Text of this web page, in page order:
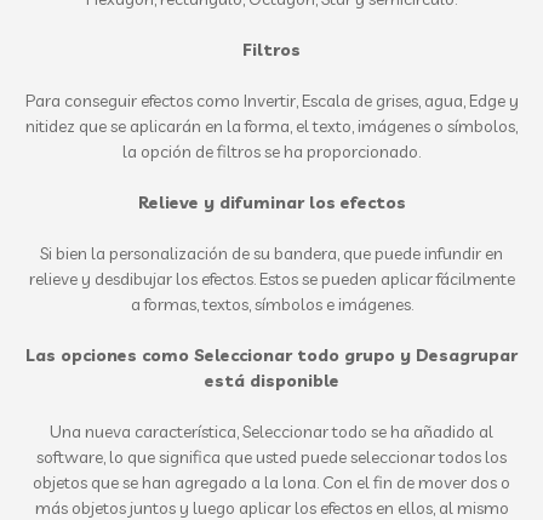
Filtros
Para conseguir efectos como Invertir, Escala de grises, agua, Edge y
nitidez que se aplicarán en la forma, el texto, imágenes o símbolos,
la opción de filtros se ha proporcionado.
Relieve y difuminar los efectos
Si bien la personalización de su bandera, que puede infundir en
relieve y desdibujar los efectos. Estos se pueden aplicar fácilmente
a formas, textos, símbolos e imágenes.
Las opciones como Seleccionar todo grupo y Desagrupar
está disponible
Una nueva característica, Seleccionar todo se ha añadido al
software, lo que significa que usted puede seleccionar todos los
objetos que se han agregado a la lona. Con el fin de mover dos o
más objetos juntos y luego aplicar los efectos en ellos, al mismo